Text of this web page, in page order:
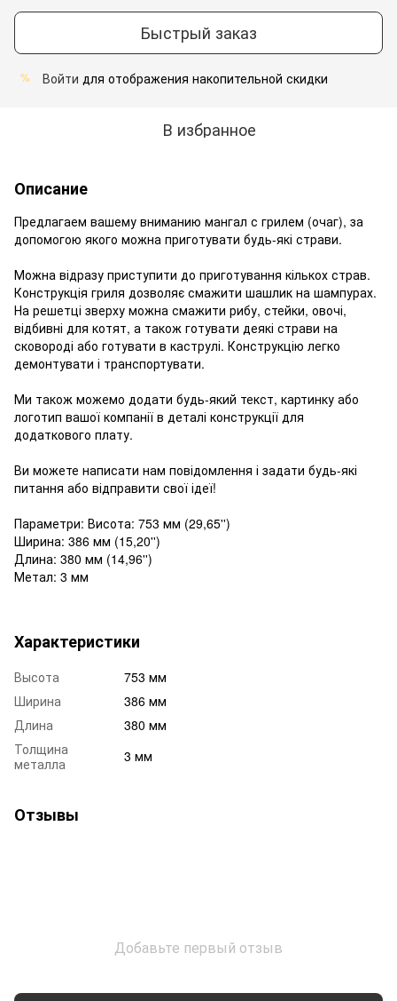
Быстрый заказ
% Войти для отображения накопительной скидки
В избранное
Описание
Предлагаем вашему вниманию мангал с грилем (очаг), за
допомогою якого можна приготувати будь-які страви.
Можна відразу приступити до приготування кількох страв.
Конструкція гриля дозволяє смажити шашлик на шампурах.
На решетці зверху можна смажити рибу, стейки, овочі,
відбивні для котят, а також готувати деякі страви на
сковороді або готувати в каструлі. Конструкцію легко
демонтувати і транспортувати.
Ми також можемо додати будь-який текст, картинку або
логотип вашої компанії в деталі конструкції для
додаткового плату.
Ви можете написати нам повідомлення і задати будь-які
питання або відправити свої ідеї!
Параметри: Висота: 753 мм (29,65'')
Ширина: 386 мм (15,20'')
Длина: 380 мм (14,96'')
Метал: 3 мм
Характеристики
Высота
753 мм
Ширина
386 мм
Длина
380 мм
Толщина
металла
3 мм
Отзывы
Добавьте первый отзыв